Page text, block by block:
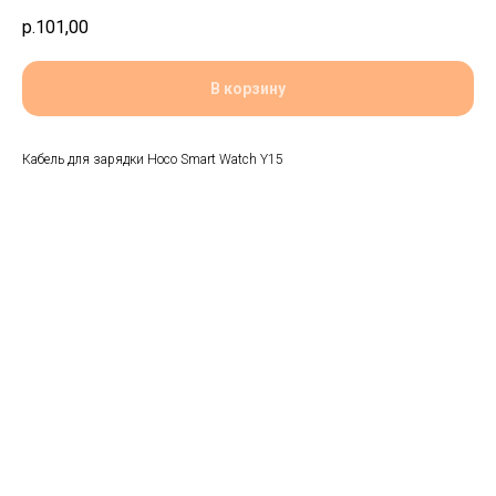
р.101,00
В корзину
Кабель для зарядки Hoco Smart Watch Y15